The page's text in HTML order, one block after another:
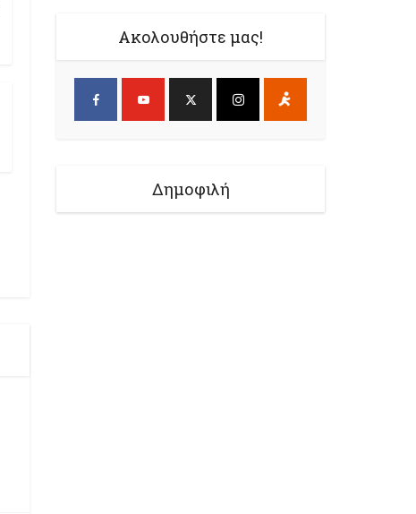
Ακολουθήστε μας!
Δημοφιλή